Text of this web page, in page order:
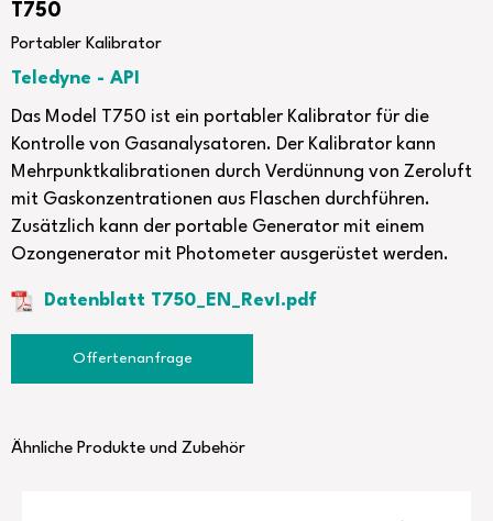
T750
Portabler Kalibrator
Teledyne - API
Das Model T750 ist ein portabler Kalibrator für die
Kontrolle von Gasanalysatoren. Der Kalibrator kann
Mehrpunktkalibrationen durch Verdünnung von Zeroluft
mit Gaskonzentrationen aus Flaschen durchführen.
Zusätzlich kann der portable Generator mit einem
Ozongenerator mit Photometer ausgerüstet werden.
Datenblatt T750_EN_RevI.pdf
Offertenanfrage
Ähnliche Produkte und Zubehör